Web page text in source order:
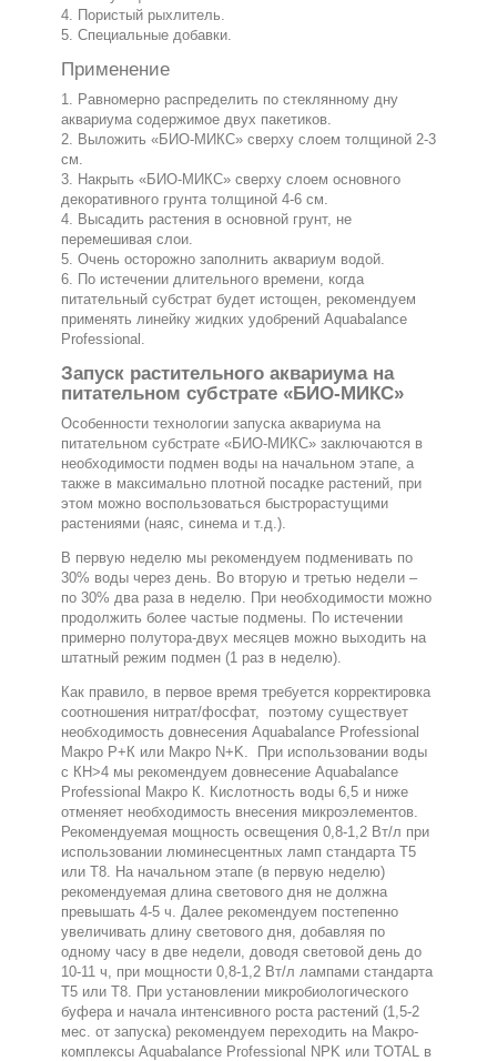
4. Пористый рыхлитель.
5. Специальные добавки.
Применение
1. Равномерно распределить по стеклянному дну
аквариума содержимое двух пакетиков.
2. Выложить «БИО-МИКС» сверху слоем толщиной 2-3
см.
3. Накрыть «БИО-МИКС» сверху слоем основного
декоративного грунта толщиной 4-6 см.
4. Высадить растения в основной грунт, не
перемешивая слои.
5. Очень осторожно заполнить аквариум водой.
6. По истечении длительного времени, когда
питательный субстрат будет истощен, рекомендуем
применять линейку жидких удобрений Аquabalance
Professional.
Запуск растительного аквариума на
питательном субстрате «БИО-МИКС»
Особенности технологии запуска аквариума на
питательном субстрате «БИО-МИКС» заключаются в
необходимости подмен воды на начальном этапе, а
также в максимально плотной посадке растений, при
этом можно воспользоваться быстрорастущими
растениями (наяс, синема и т.д.).
В первую неделю мы рекомендуем подменивать по
30% воды через день. Во вторую и третью недели –
по 30% два раза в неделю. При необходимости можно
продолжить более частые подмены. По истечении
примерно полутора-двух месяцев можно выходить на
штатный режим подмен (1 раз в неделю).
Как правило, в первое время требуется корректировка
соотношения нитрат/фосфат, поэтому существует
необходимость довнесения Aquabalance Professional
Макро Р+К или Макро N+K. При использовании воды
с КН>4 мы рекомендуем довнесение Aquabalance
Professional Макро К. Кислотность воды 6,5 и ниже
отменяет необходимость внесения микроэлементов.
Рекомендуемая мощность освещения 0,8-1,2 Вт/л при
использовании люминесцентных ламп стандарта Т5
или Т8. На начальном этапе (в первую неделю)
рекомендуемая длина светового дня не должна
превышать 4-5 ч. Далее рекомендуем постепенно
увеличивать длину светового дня, добавляя по
одному часу в две недели, доводя световой день до
10-11 ч, при мощности 0,8-1,2 Вт/л лампами стандарта
Т5 или Т8. При установлении микробиологического
буфера и начала интенсивного роста растений (1,5-2
мес. от запуска) рекомендуем переходить на Макро-
комплексы Aquabalance Professional NPK или TOTAL в